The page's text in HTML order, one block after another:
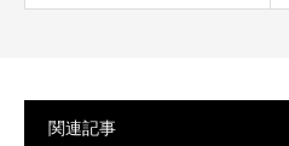
関連記事